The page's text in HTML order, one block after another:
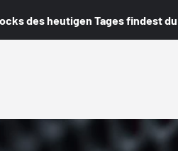
des heutigen Tages findest du